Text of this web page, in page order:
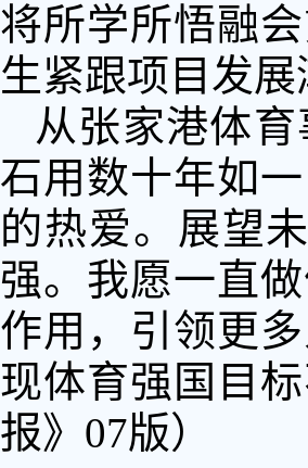
将所学所悟融
生紧跟项目发
从张家港体
石用数十年如
的热爱。展望
强。我愿一直
作用，引领更
现体育强国目
报》07版）